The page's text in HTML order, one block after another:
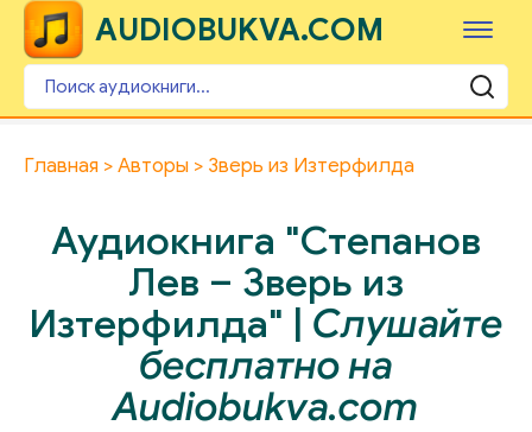
AUDIOBUKVA.COM
Главная Авторы Зверь из Изтерфилда
Аудиокнига "Степанов
Лев – Зверь из
Изтерфилда" | Слушайте
бесплатно на
Audiobukva.com